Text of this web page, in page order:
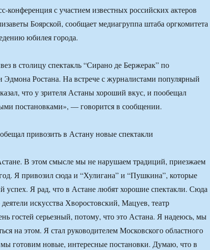
конференция с участием известных российских актеров
Боярской, сообщает медиагруппа штаба оргкомитета
юбилея города.
в столицу спектакль “Сирано де Бержерак” по
Ростана. На встрече с журналистами популярный
что у зрителя Астаны хороший вкус, и пообещал
постановками», — говорится в сообщении.
В этом смысле мы не нарушаем традиций, приезжаем
Я привозил сюда и “Хулигана” и “Пушкина”, которые
успех. Я рад, что в Астане любят хорошие спектакли. Сюда
искусства Хворостовский, Мацуев, театр
гостей серьезный, потому, что это Астана. Я надеюсь, мы
на этом. Я стал руководителем Московского областного
мы готовим новые, интересные постановки. Думаю, что в